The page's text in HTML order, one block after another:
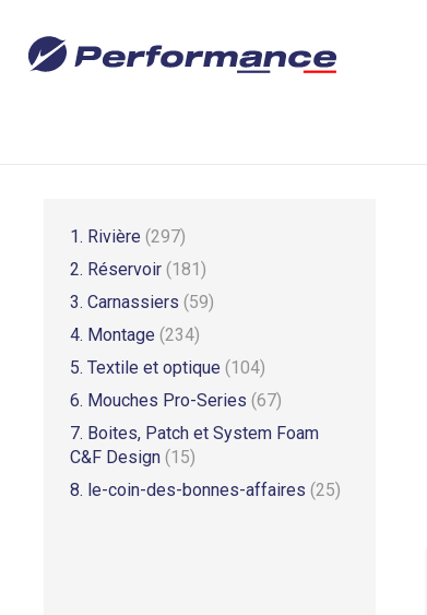
1. Rivière (297)
2. Réservoir (181)
3. Carnassiers (59)
4. Montage (234)
5. Textile et optique (104)
6. Mouches Pro-Series (67)
7. Boites, Patch et System Foam
C&F Design (15)
8. le-coin-des-bonnes-affaires (25)